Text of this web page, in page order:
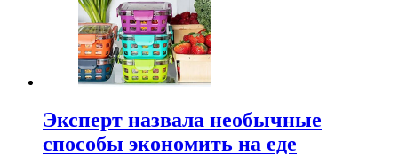
Эксперт назвала необычные
способы экономить на еде